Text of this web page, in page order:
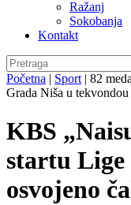
Ražanj
Sokobanja
Kontakt
Početna | Sport | 82
Grada Niša u tekvondou
KBS
startu Lige
osvojeno